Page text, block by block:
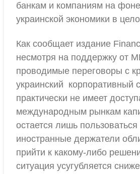
банкам и компаниям на
украинской экономики в
Как сообщает издание
несмотря на поддержку от
проводимые переговоры с
украинский корпоративный
практически не имеет
международным рынкам
остается лишь
иностранные держатели
прийти к какому-либо
ситуация усугубляется